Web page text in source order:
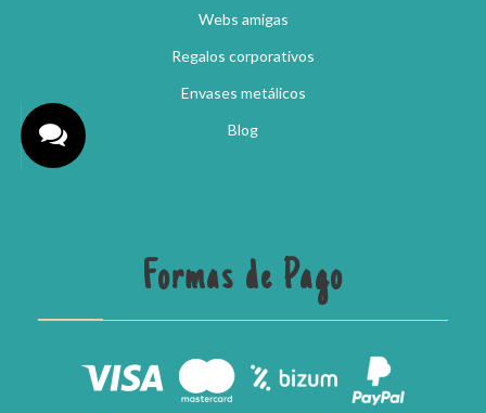
Webs amigas
Regalos corporativos
Envases metálicos
Blog
Formas de Pago